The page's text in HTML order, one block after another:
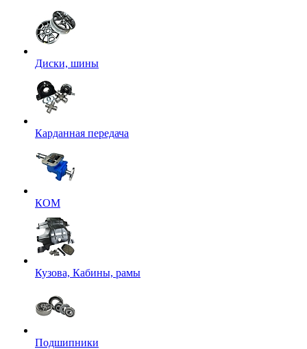
Диски, шины
Карданная передача
КОМ
Кузова, Кабины, рамы
Подшипники